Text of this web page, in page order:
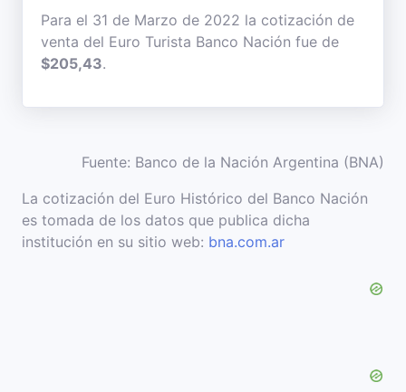
Para el 31 de Marzo de 2022 la cotización de
venta del Euro Turista Banco Nación fue de
$205,43.
Fuente: Banco de la Nación Argentina (BNA)
La cotización del Euro Histórico del Banco Nación
es tomada de los datos que publica dicha
institución en su sitio web: bna.com.ar